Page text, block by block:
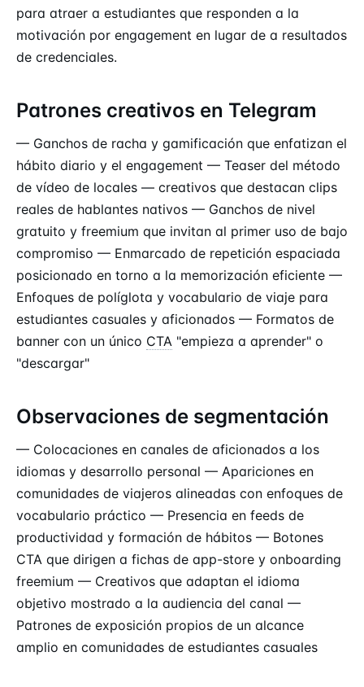
para atraer a estudiantes que responden a la
motivación por engagement en lugar de a resultados
de credenciales.
Patrones creativos en Telegram
— Ganchos de racha y gamificación que enfatizan el
hábito diario y el engagement — Teaser del método
de vídeo de locales — creativos que destacan clips
reales de hablantes nativos — Ganchos de nivel
gratuito y freemium que invitan al primer uso de bajo
compromiso — Enmarcado de repetición espaciada
posicionado en torno a la memorización eficiente —
Enfoques de políglota y vocabulario de viaje para
estudiantes casuales y aficionados — Formatos de
banner con un único CTA "empieza a aprender" o
"descargar"
Observaciones de segmentación
— Colocaciones en canales de aficionados a los
idiomas y desarrollo personal — Apariciones en
comunidades de viajeros alineadas con enfoques de
vocabulario práctico — Presencia en feeds de
productividad y formación de hábitos — Botones
CTA que dirigen a fichas de app-store y onboarding
freemium — Creativos que adaptan el idioma
objetivo mostrado a la audiencia del canal —
Patrones de exposición propios de un alcance
amplio en comunidades de estudiantes casuales